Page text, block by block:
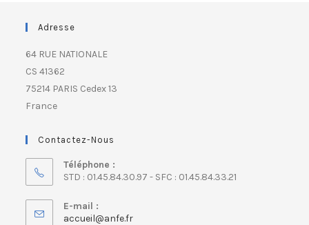
Adresse
64 RUE NATIONALE
CS 41362
75214 PARIS Cedex 13
France
Contactez-Nous
Téléphone :
STD : 01.45.84.30.97 - SFC : 01.45.84.33.21
E-mail :
accueil@anfe.fr